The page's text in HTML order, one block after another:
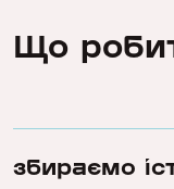
Що
збираємо